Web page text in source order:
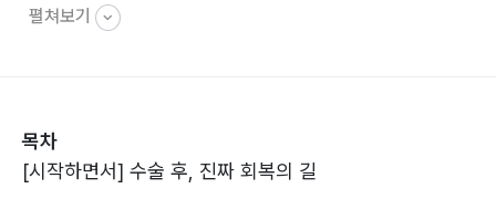
발의 정확한 사용법, 시기별 운동법, 흔히 저지르는 실수
를 피하는 방법까지 담겨 있어 관절을 되살리는 길을 단계
펼쳐보기
목차
[시작하면서] 수술 후, 진짜 회복의 길